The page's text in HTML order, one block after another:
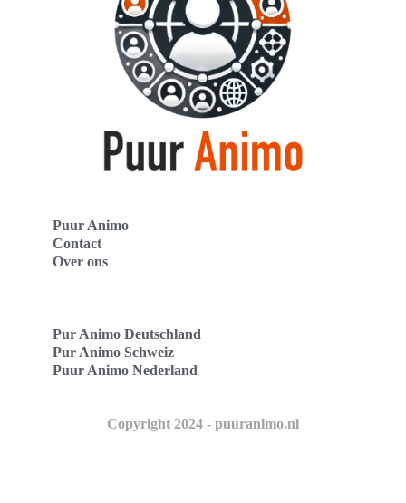
Puur Animo
Contact
Over ons
Pur Animo Deutschland
Pur Animo Schweiz
Puur Animo Nederland
Copyright 2024 - puuranimo.nl